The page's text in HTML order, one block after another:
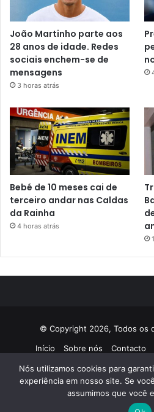
João Martinho parte aos
28 anos de idade. Redes
sociais enchem-se de
mensagens
3 horas atrás
Bebé de 10 meses cai de
terceiro andar nas Caldas
da Rainha
4 horas atrás
© Copyright 2026, Todos os
Início
Sobre nós Contacto
Facebook
Nós utilizamos cookies para
experiência em nosso site. Se
assumimos que você